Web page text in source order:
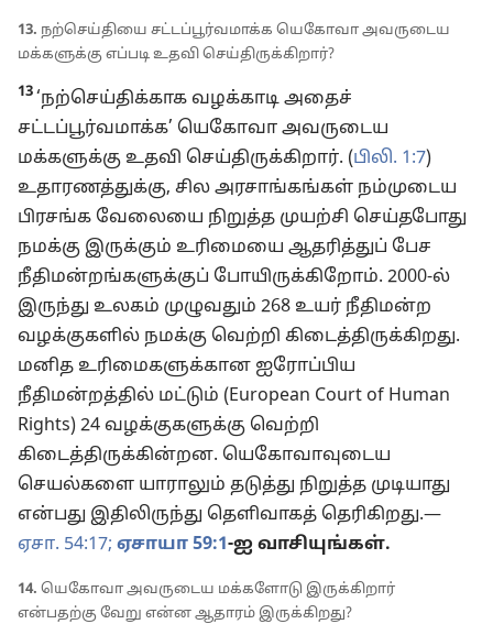
13. நற்செய்தியை சட்டப்பூர்வமாக்க யெகோவா அவருடைய
மக்களுக்கு எப்படி உதவி செய்திருக்கிறார்?
13‘நற்செய்திக்காக வழக்காடி அதைச்
சட்டப்பூர்வமாக்க’ யெகோவா அவருடைய
மக்களுக்கு உதவி செய்திருக்கிறார். (பிலி. 1:7)
உதாரணத்துக்கு, சில அரசாங்கங்கள் நம்முடைய
பிரசங்க வேலையை நிறுத்த முயற்சி செய்தபோது
நமக்கு இருக்கும் உரிமையை ஆதரித்துப் பேச
நீதிமன்றங்களுக்குப் போயிருக்கிறோம். 2000-ல்
இருந்து உலகம் முழுவதும் 268 உயர் நீதிமன்ற
வழக்குகளில் நமக்கு வெற்றி கிடைத்திருக்கிறது.
மனித உரிமைகளுக்கான ஐரோப்பிய
நீதிமன்றத்தில் மட்டும் (European Court of Human
Rights) 24 வழக்குகளுக்கு வெற்றி
கிடைத்திருக்கின்றன. யெகோவாவுடைய
செயல்களை யாராலும் தடுத்து நிறுத்த முடியாது
என்பது இதிலிருந்து தெளிவாகத் தெரிகிறது.—
ஏசா. 54:17; ஏசாயா 59:1-ஐ வாசியுங்கள்.
14. யெகோவா அவருடைய மக்களோடு இருக்கிறார்
என்பதற்கு வேறு என்ன ஆதாரம் இருக்கிறது?